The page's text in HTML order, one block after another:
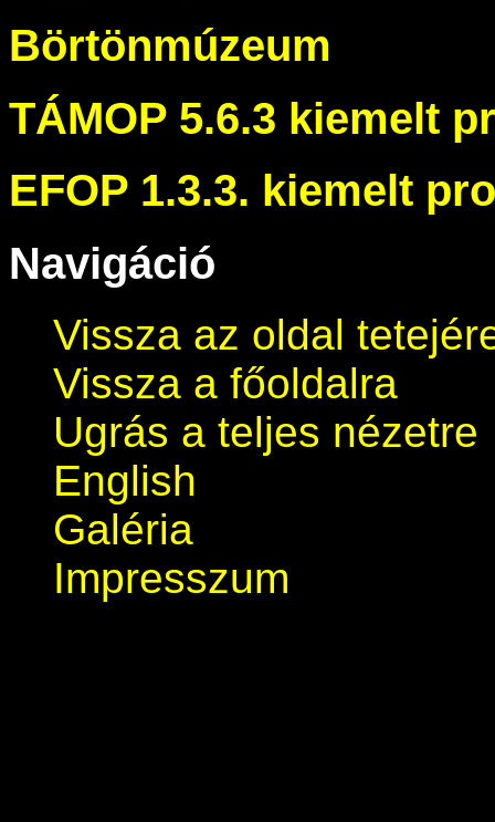
Börtönmúzeum
TÁMOP 5.6.3 kiemelt
EFOP 1.3.3. kiemelt
Navigáció
Vissza az oldal
Vissza a főoldalra
Ugrás a teljes nézetre
English
Galéria
Impresszum